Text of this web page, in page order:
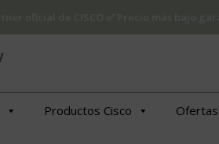
Productos Cisco Ofertas